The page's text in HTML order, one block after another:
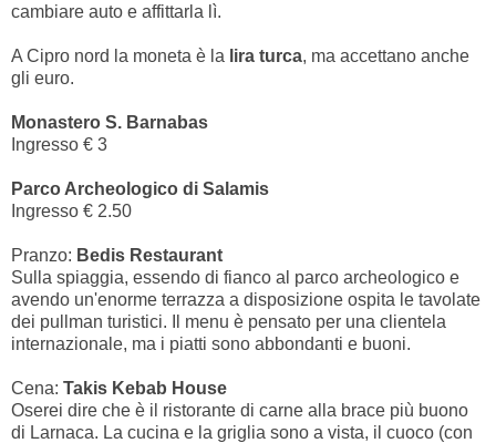
cambiare auto e affittarla lì.
A Cipro nord la moneta è la lira turca, ma accettano anche
gli euro.
Monastero S. Barnabas
Ingresso € 3
Parco Archeologico di Salamis
Ingresso € 2.50
Pranzo: Bedis Restaurant
Sulla spiaggia, essendo di fianco al parco archeologico e
avendo un'enorme terrazza a disposizione ospita le tavolate
dei pullman turistici. Il menu è pensato per una clientela
internazionale, ma i piatti sono abbondanti e buoni.
Cena: Takis Kebab House
Oserei dire che è il ristorante di carne alla brace più buono
di Larnaca. La cucina e la griglia sono a vista, il cuoco (con